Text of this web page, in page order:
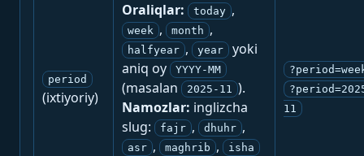
period
(ixtiyoriy)
Oraliqlar:
today ,
week , month ,
halfyear , year
yoki
aniq oy
YYYY-MM
(masalan 2025-11 ).
Namozlar: inglizcha
slug:
fajr , dhuhr ,
asr , maghrib , isha
11